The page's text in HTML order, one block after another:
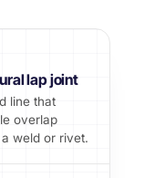
lap joint
line that
overlap
weld or rivet.